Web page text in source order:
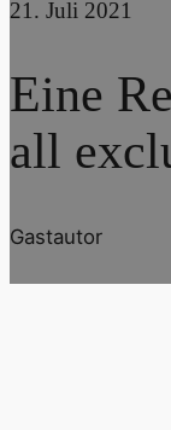
21. Juli 2021
Eine
all
Gastautor